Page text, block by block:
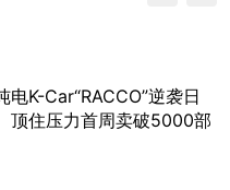
电K-Car“RACCO”逆袭日
住压力首周卖破5000部